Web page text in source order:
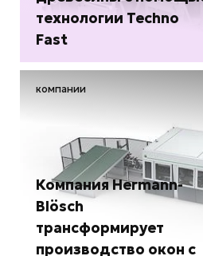
технологии Techno
Fast
компании
Компания Hermann-
Blösch
трансформирует
производство окон с